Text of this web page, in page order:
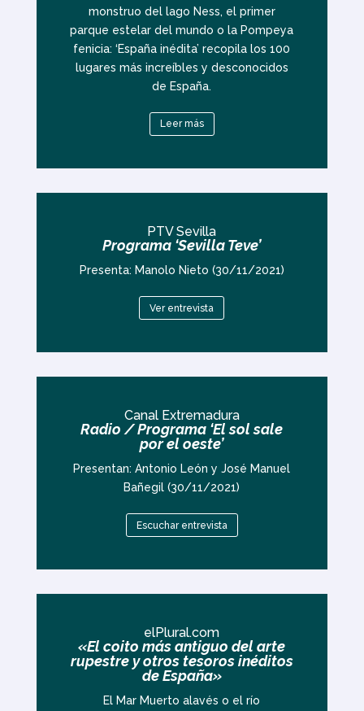
monstruo del lago Ness, el primer
parque estelar del mundo o la Pompeya
fenicia: ‘España inédita’ recopila los 100
lugares más increíbles y desconocidos
de España.
Leer más
PTV Sevilla
Programa ‘Sevilla Teve’
Presenta: Manolo Nieto (30/11/2021)
Ver entrevista
Canal Extremadura
Radio / Programa ‘El sol sale
por el oeste’
Presentan: Antonio León y José Manuel
Bañegil (30/11/2021)
Escuchar entrevista
elPlural.com
«El coito más antiguo del arte
rupestre y otros tesoros inéditos
de España»
El Mar Muerto alavés o el río